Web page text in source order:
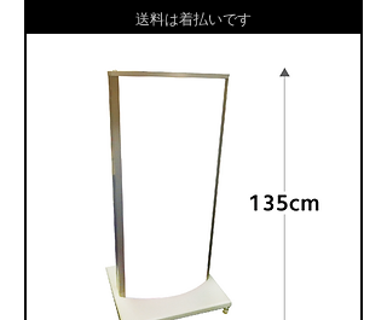
送料は着払いです